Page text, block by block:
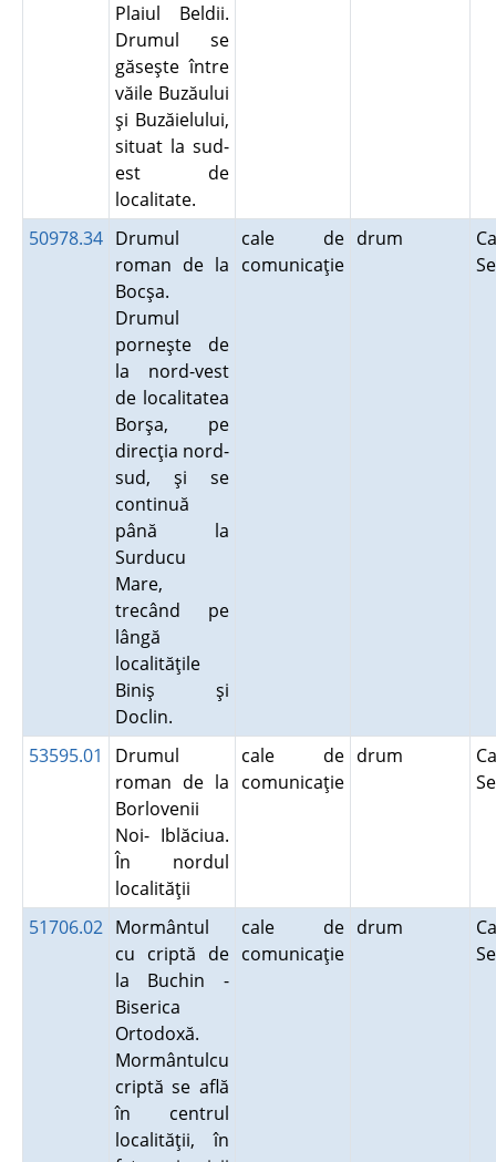
Plaiul Beldii.
Drumul se
găseşte între
văile Buzăului
şi Buzăielului,
situat la sud-
est de
localitate.
50978.34 Drumul
roman de la
Bocşa.
Drumul
porneşte de
la nord-vest
de localitatea
Borşa, pe
direcţia nord-
sud, şi se
continuă
până la
Surducu
Mare,
trecând pe
lângă
localităţile
Biniş şi
Doclin.
cale de
comunicaţie
drum
53595.01
Drumul
roman de la
Borlovenii
Noi- Iblăciua.
În nordul
localităţii
cale de
comunicaţie
drum
51706.02 Mormântul
cu criptă de
la Buchin -
Biserica
Ortodoxă.
Mormântulcu
criptă se află
în centrul
localităţii, în
cale de
comunicaţie
drum